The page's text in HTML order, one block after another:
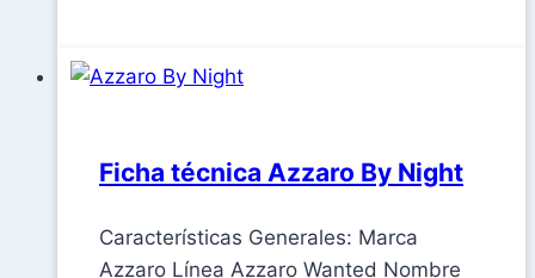
Ficha técnica Azzaro By Night
Características Generales: Marca
Azzaro Línea Azzaro Wanted Nombre